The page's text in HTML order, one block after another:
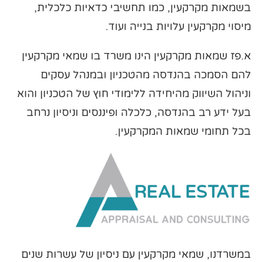
בשמאות מקרקעין, כמו תחשיבי כדאיות כלכלית,
מיסוי מקרקעין עלויות בנייה ועוד.
א.פז שמאות מקרקעין הינו משרד בו שמאי מקרקעין
להם הסמכה בהנדסה מהטכניון ובמנהל עסקים
וניהול השיווק מהיחידה ללימודי חוץ של הטכניון והוא
בעל ידע רב בהנדסה, כלכלה ופיננסים וניסיון נרחב
בכל תחומי שמאות המקרקעין.
במשרדנו, שמאי מקרקעין עם ניסיון של עשרות שנים